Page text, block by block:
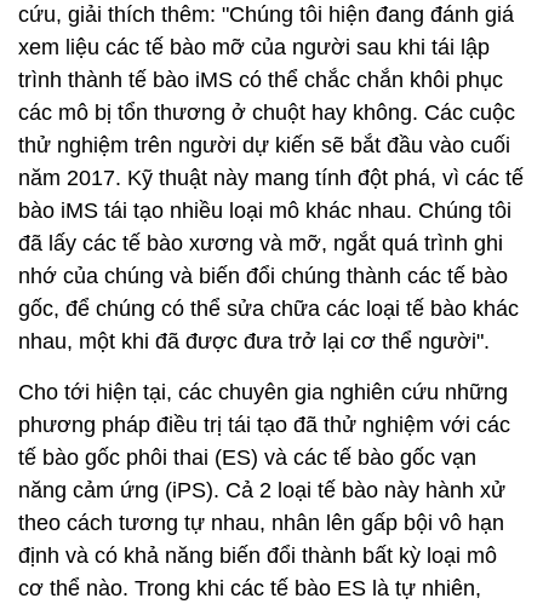
cứu, giải thích thêm: "Chúng tôi hiện đang đánh giá
xem liệu các tế bào mỡ của người sau khi tái lập
trình thành tế bào iMS có thể chắc chắn khôi phục
các mô bị tổn thương ở chuột hay không. Các cuộc
thử nghiệm trên người dự kiến sẽ bắt đầu vào cuối
năm 2017. Kỹ thuật này mang tính đột phá, vì các tế
bào iMS tái tạo nhiều loại mô khác nhau. Chúng tôi
đã lấy các tế bào xương và mỡ, ngắt quá trình ghi
nhớ của chúng và biến đổi chúng thành các tế bào
gốc, để chúng có thể sửa chữa các loại tế bào khác
nhau, một khi đã được đưa trở lại cơ thể người".
Cho tới hiện tại, các chuyên gia nghiên cứu những
phương pháp điều trị tái tạo đã thử nghiệm với các
tế bào gốc phôi thai (ES) và các tế bào gốc vạn
năng cảm ứng (iPS). Cả 2 loại tế bào này hành xử
theo cách tương tự nhau, nhân lên gấp bội vô hạn
định và có khả năng biến đổi thành bất kỳ loại mô
cơ thể nào. Trong khi các tế bào ES là tự nhiên,